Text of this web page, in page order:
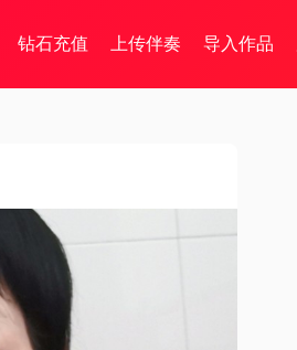
钻石充值 上传伴奏 导入作品